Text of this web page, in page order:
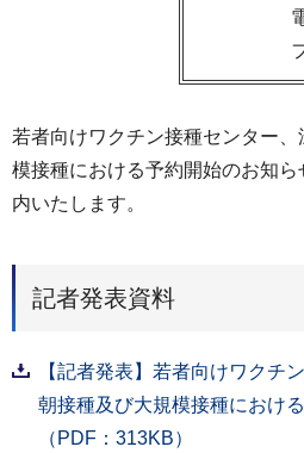
若者向けワクチン接種センター
模接種における予約開始のお知
内いたします。
記者発表資料
【記者発表】若者向けワクチ
朝接種及び大規模接種におけ
（PDF：313KB）